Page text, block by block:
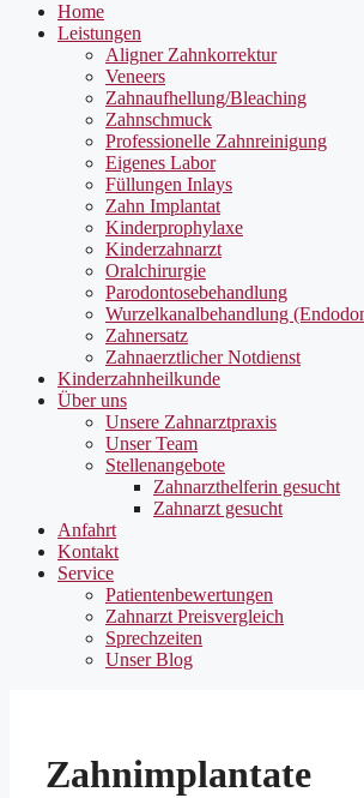
Home
Leistungen
Aligner Zahnkorrektur
Veneers
Zahnaufhellung/Bleaching
Zahnschmuck
Professionelle Zahnreinigung
Eigenes Labor
Füllungen Inlays
Zahn Implantat
Kinderprophylaxe
Kinderzahnarzt
Oralchirurgie
Parodontosebehandlung
Wurzelkanalbehandlung
Zahnersatz
Zahnaerztlicher Notdienst
Kinderzahnheilkunde
Über uns
Unsere Zahnarztpraxis
Unser Team
Stellenangebote
Zahnarzthelferin gesucht
Zahnarzt gesucht
Anfahrt
Kontakt
Service
Patientenbewertungen
Zahnarzt Preisvergleich
Sprechzeiten
Unser Blog
Zahnimplantate